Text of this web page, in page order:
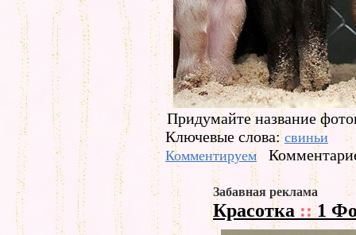
Придумайте название
Ключевые слова:свиньи
Комментируем
Забавная реклама
Красотка ::1